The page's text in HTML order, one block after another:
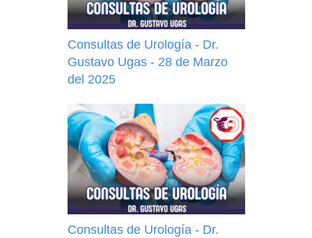
Consultas de Urología - Dr.
Gustavo Ugas - 28 de Marzo
del 2025
Consultas de Urología - Dr.